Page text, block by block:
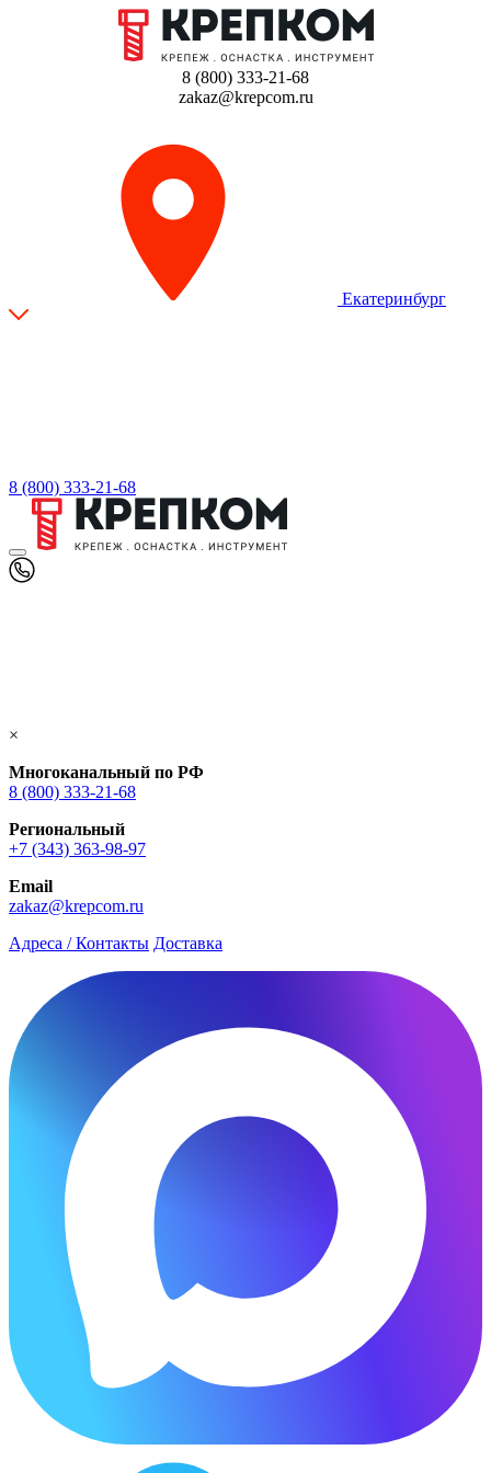
8 (800) 333-21-68
zakaz@krepcom.ru
Екатеринбург
8 (800) 333-21-68
×
Многоканальный по РФ
8 (800) 333‑21-68
Региональный
+7 (343) 363-98-97
Email
zakaz@krepcom.ru
Адреса / Контакты Доставка